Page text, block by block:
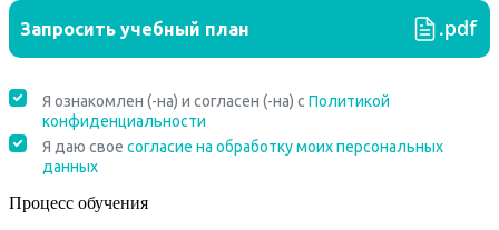
Процесс обучения